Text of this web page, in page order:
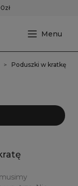
Poduszki w kratkę
musimy